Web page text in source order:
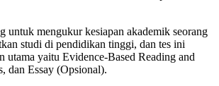
untuk mengukur kesiapan akademik seorang
studi di pendidikan tinggi, dan tes ini
utama yaitu Evidence-Based Reading and
dan Essay (Opsional).